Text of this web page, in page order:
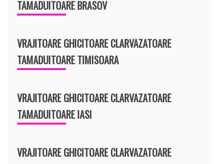
TAMADUITOARE BRASOV
VRAJITOARE GHICITOARE CLARVAZATOARE
TAMADUITOARE TIMISOARA
VRAJITOARE GHICITOARE CLARVAZATOARE
TAMADUITOARE IASI
VRAJITOARE GHICITOARE CLARVAZATOARE